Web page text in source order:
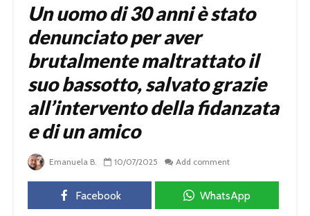
Un uomo di 30 anni è stato
denunciato per aver
brutalmente maltrattato il
suo bassotto, salvato grazie
all’intervento della fidanzata
e di un amico
Emanuela B. 10/07/2025 Add comment
Facebook WhatsApp